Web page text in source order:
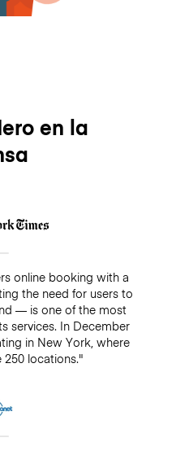
en la
online booking with a
the need for users to
— is one of the most
services. In December
in New York, where
locations."